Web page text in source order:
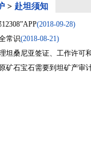
> 赴坦须知
(2018-09-28)
常识(2018-08-21)
坦桑尼亚签证、工作许可
矿石宝石需要到坦矿产审